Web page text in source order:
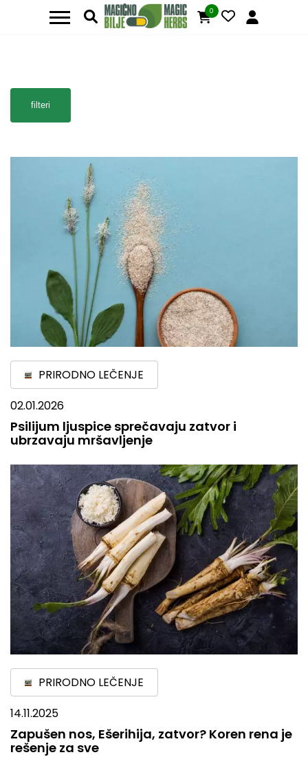
0
filteri
PRIRODNO LEČENJE
02.01.2026
Psilijum ljuspice sprečavaju zatvor i
ubrzavaju mršavljenje
PRIRODNO LEČENJE
14.11.2025
Zapušen nos, Ešerihija, zatvor? Koren rena je
rešenje za sve